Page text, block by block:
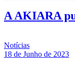
A AKIARA
Notícias
18 de Junho de 2023